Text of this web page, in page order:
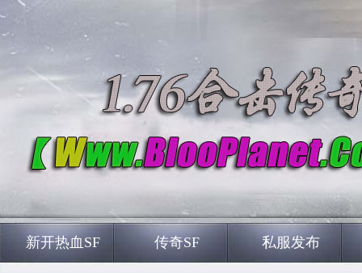
新开热血SF 传奇SF 私服发布